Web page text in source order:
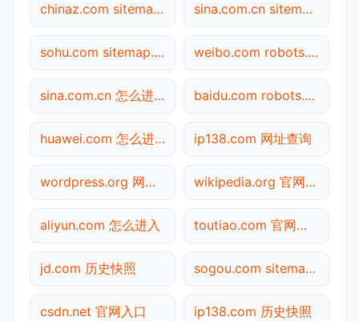
chinaz.com sitemap.xml检测 sina.com.cn sitemap.xml检测
sohu.com sitemap.xml检测 weibo.com robots.txt检测
sina.com.cn 怎么进入 baidu.com robots.txt检测
huawei.com 怎么进入 ip138.com 网址查询
wordpress.org 网址查询 wikipedia.org 官网入口
aliyun.com 怎么进入 toutiao.com 官网入口
jd.com 历史快照 sogou.com sitemap.xml检测
csdn.net 官网入口 ip138.com 历史快照